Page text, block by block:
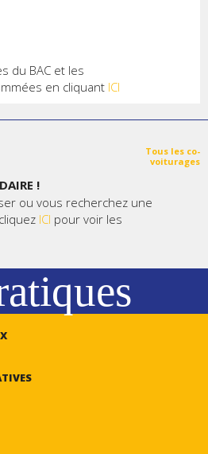
du BAC et les
en cliquant ICI
Tous les co-
voiturages
!
ou vous recherchez une
ICI pour voir les